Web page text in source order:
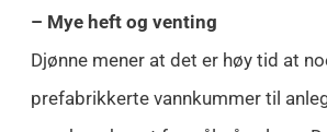
– Mye heft og venting
Djønne mener at det er høy tid at
prefabrikkerte vannkummer til